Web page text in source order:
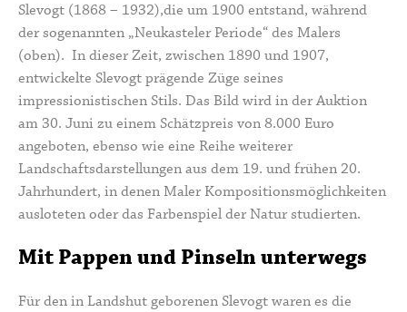
Slevogt (1868 – 1932),die um 1900 entstand, während
der sogenannten „Neukasteler Periode“ des Malers
(oben). In dieser Zeit, zwischen 1890 und 1907,
entwickelte Slevogt prägende Züge seines
impressionistischen Stils. Das Bild wird in der Auktion
am 30. Juni zu einem Schätzpreis von 8.000 Euro
angeboten, ebenso wie eine Reihe weiterer
Landschaftsdarstellungen aus dem 19. und frühen 20.
Jahrhundert, in denen Maler Kompositionsmöglichkeiten
ausloteten oder das Farbenspiel der Natur studierten.
Mit Pappen und Pinseln unterwegs
Für den in Landshut geborenen Slevogt waren es die